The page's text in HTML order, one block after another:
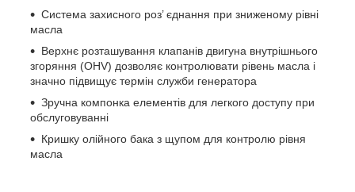
Система захисного роз’ єднання при зниженому рівні
масла
Верхнє розташування клапанів двигуна внутрішнього
згоряння (OHV) дозволяє контролювати рівень масла і
значно підвищує термін служби генератора
Зручна компонка елементів для легкого доступу при
обслуговуванні
Кришку олійного бака з щупом для контролю рівня
масла